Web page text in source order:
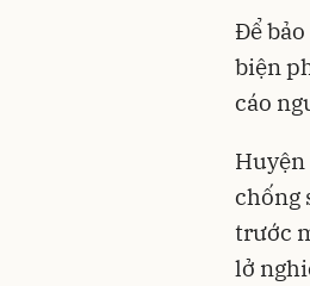
Để
biện
cáo
Huyện
chống
trước
lở